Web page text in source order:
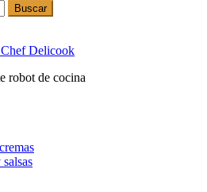
Chef Delicook
robot de cocina